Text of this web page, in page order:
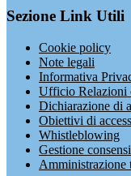
Sezione Link Utili
Cookie policy
Note legali
Informativa
Ufficio Relazioni
Dichiarazione di
Obiettivi di
Whistleblowing
Gestione
Amministrazione